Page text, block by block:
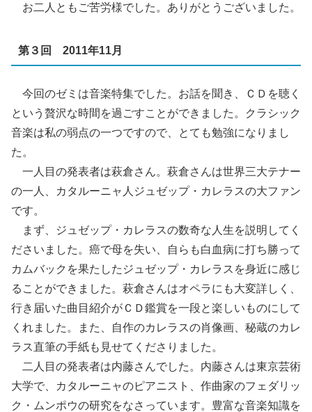
お二人ともご苦労様でした。ありがとうございました。
第３回 2011年11月
今回のゼミは音楽特集でした。お話を聞き、ＣＤを聴く
という贅沢な時間を過ごすことができました。クラシック
音楽は私の弱点の一つですので、とても勉強になりまし
た。
一人目の発表者は萩倉さん。萩倉さんは世界三大テナー
の一人、カタルーニャ人ジュゼップ・カレラスの大ファン
です。
まず、ジュゼップ・カレラスの数奇な人生を説明してく
ださいました。癌で母を失い、自らも白血病に打ち勝って
カムバックを果たしたジュゼップ・カレラスを身近に感じ
ることができました。萩倉さんはオペラにも大変詳しく、
行き届いた曲目紹介がＣＤ鑑賞を一段と楽しいものにして
くれました。また、自作のカレラスの肖像画、秘蔵のカレ
ラス直筆の手紙も見せてくださりました。
二人目の発表者は内藤さんでした。内藤さんは東京芸術
大学で、カタルーニャのピアニスト、作曲家のフェダリッ
ク・ムンポウの研究をなさっています。豊富な音楽知識を